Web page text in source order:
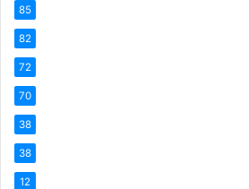
85
82
72
70
38
38
12